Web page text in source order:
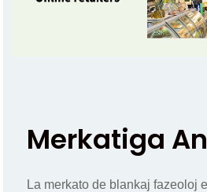
Merkatiga
La merkato de blankaj fazeoloj